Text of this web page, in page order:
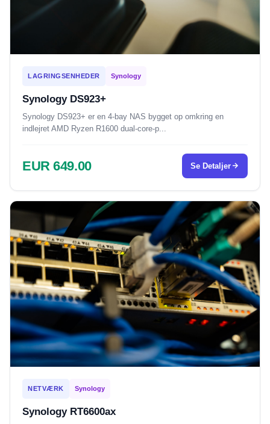
LAGRINGSENHEDER Synology
Synology DS923+
Synology DS923+ er en 4-bay NAS bygget op omkring en
indlejret AMD Ryzen R1600 dual-core-p...
EUR 649.00 Se Detaljer
NETVÆRK Synology
Synology RT6600ax